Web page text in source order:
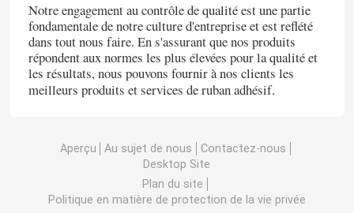
Notre engagement au contrôle de qualité est une partie
fondamentale de notre culture d'entreprise et est reflété
dans tout nous faire. En s'assurant que nos produits
répondent aux normes les plus élevées pour la qualité et
les résultats, nous pouvons fournir à nos clients les
meilleurs produits et services de ruban adhésif.
Aperçu Au sujet de nous
Contactez-nous
Desktop Site
Plan du site
Politique en matière de protection de la vie privée